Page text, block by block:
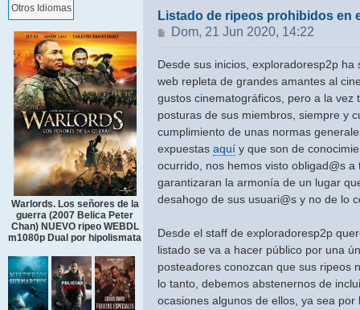
Otros Idiomas
Warlords. Los señores de la
guerra (2007 Belica Peter
Chan) NUEVO ripeo WEBDL
m1080p Dual por hipolismata
Listado de ripeos prohibidos en
Mensaje
Dom, 21 Jun 2020, 14:22
Desde sus inicios, exploradoresp2p
web repleta de grandes amantes al
gustos cinematográficos, pero a la
posturas de sus miembros, siempre y
cumplimiento de unas normas
expuestas aquí y que son de
ocurrido, nos hemos visto obligad@s
garantizaran la armonía de un lugar
desahogo de sus usuari@s y no de lo
Desde el staff de exploradoresp2p
listado se va a hacer público por una
posteadores conozcan que sus ripeos
lo tanto, debemos abstenernos de
ocasiones algunos de ellos, ya sea